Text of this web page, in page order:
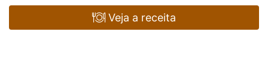
Veja a receita